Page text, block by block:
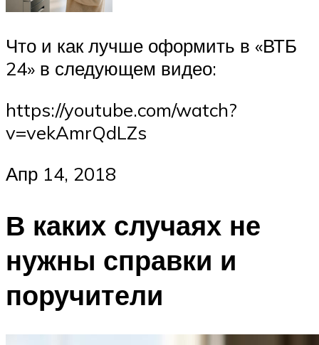
Что и как лучше оформить в «ВТБ
24» в следующем видео:
https://youtube.com/watch?
v=vekAmrQdLZs
Апр 14, 2018
В каких случаях не
нужны справки и
поручители